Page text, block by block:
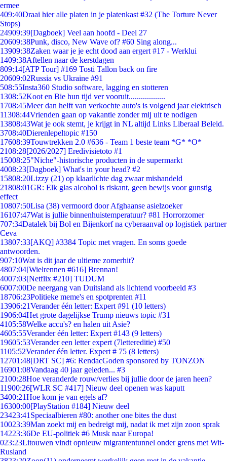
ermee
409:40Draai hier alle platen in je platenkast #32 (The Torture Never
Stops)
24909:39[Dagboek] Veel aan hoofd - Deel 27
20609:38Punk, disco, New Wave of? #60 Sing along...
13909:38Zaken waar je je echt dood aan ergert #17 - Werklui
1409:38Aftellen naar de kerstdagen
809:14[ATP Tour] #169 Tosti Tallon back on fire
20609:02Russia vs Ukraine #91
508:55Insta360 Studio software, lagging en stotteren
1308:52Koot en Bie hun tijd ver vooruit..................
1708:45Meer dan helft van verkochte auto's is volgend jaar elektrisch
11308:44Vrienden gaan op vakantie zonder mij uit te nodigen
13808:43Wat je ook stemt, je krijgt in NL altijd Links Liberaal Beleid.
3708:40Dierenlepeltopic #150
17608:39Touwtrekken 2.0 #636 - Team 1 beste team *G* *O*
2108:28[2026/2027] Eredivisietoto #1
15008:25"Niche"-historische producten in de supermarkt
4008:23[Dagboek] What's in your head? #2
15808:20Lizzy (21) op klaarlichte dag zwaar mishandeld
21808:01GR: Elk glas alcohol is riskant, geen bewijs voor gunstig
effect
10807:50Lisa (38) vermoord door Afghaanse asielzoeker
16107:47Wat is jullie binnenhuistemperatuur? #81 Horrorzomer
707:34Datalek bij Bol en Bijenkorf na cyberaanval op logistiek partner
Ceva
13807:33[AKQ] #3384 Topic met vragen. En soms goede
antwoorden.
907:10Wat is dit jaar de ultieme zomerhit?
4807:04[Wielrennen #616] Brennan!
4007:03[Netflix #210] TUDUM
6007:00De neergang van Duitsland als lichtend voorbeeld #3
18706:23Politieke meme's en spotprenten #11
13906:21Verander één letter: Expert #91 (10 letters)
1906:04Het grote dagelijkse Trump nieuws topic #31
4105:58Welke accu's? en halen uit Asie?
4605:55Verander één letter: Expert #143 (9 letters)
19605:53Verander een letter expert (7lettereditie) #50
1105:52Verander één letter. Expert # 75 (8 letters)
12701:48[DRT SC] #6: RendacGoden sponsored by TONZON
16901:08Vandaag 40 jaar geleden... #3
2100:28Hoe veranderde rouw/verlies bij jullie door de jaren heen?
11900:26[WLR SC #417] Nieuw deel openen was kaputt
3400:21Hoe kom je van egels af?
16300:00[PlayStation #184] Nieuw deel
23423:41 Speciaalbieren #80: another one bites the dust
10023:39Man zoekt mij en bedreigt mij, nadat ik met zijn zoon sprak
14223:36De EU-politiek #6 Musk naar Europa!
023:23Litouwen vindt opnieuw migrantentunnel onder grens met Wit-
Rusland